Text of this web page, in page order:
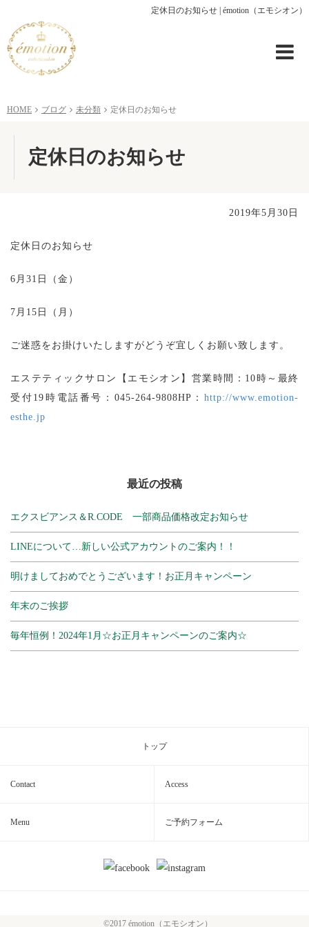
定休日のお知らせ | émotion（エモシオン）
HOME ブログ 未分類 定休日のお知らせ
定休日のお知らせ
2019年5月30日
定休日のお知らせ
6月31日（金）
7月15日（月）
ご迷惑をお掛けいたしますがどうぞ宜しくお願い致します。
エステティックサロン【エモシオン】営業時間：10時～最終
受付19時電話番号：045-264-9808HP： http://www.emotion-
esthe.jp
最近の投稿
エクスビアンス＆R.CODE 一部商品価格改定お知らせ
LINEについて…新しい公式アカウントのご案内！！
明けましておめでとうございます！お正月キャンペーン
年末のご挨拶
毎年恒例！2024年1月☆お正月キャンペーンのご案内☆
トップ
Contact Access
Menu ご予約フォーム
©2017 émotion（エモシオン）